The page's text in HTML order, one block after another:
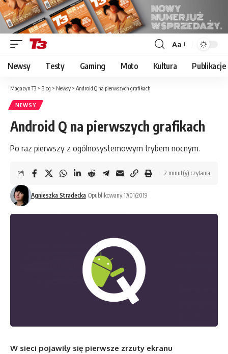
Font
Resizer
Aa
Newsy Testy Gaming Moto Kultura Publikacje
Magazyn T3 > Blog > Newsy > Android Q na pierwszych grafikach
NEWSY
Android Q na pierwszych grafikach
Po raz pierwszy z ogólnosystemowym trybem nocnym.
Agnieszka Stradecka Opublikowany 17/01/2019
2 minut(y) czytania
W sieci pojawiły się pierwsze zrzuty ekranu